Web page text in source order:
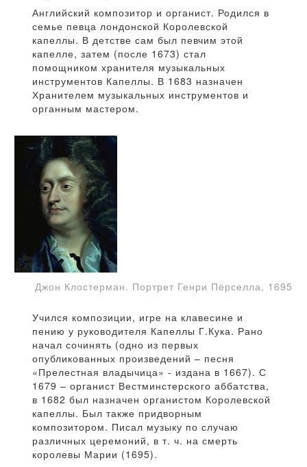
Английский композитор и органист. Родился в
семье певца лондонской Королевской
капеллы. В детстве сам был певчим этой
капелле, затем (после 1673) стал
помощником хранителя музыкальных
инструментов Капеллы. В 1683 назначен
Хранителем музыкальных инструментов и
органным мастером.
Джон Клостерман. Портрет Генри Пёрселла, 1695
Учился композиции, игре на клавесине и
пению у руководителя Капеллы Г.Кука. Рано
начал сочинять (одно из первых
опубликованных произведений – песня
«Прелестная владычица» - издана в 1667). С
1679 – органист Вестминстерского аббатства,
в 1682 был назначен органистом Королевской
капеллы. Был также придворным
композитором. Писал музыку по случаю
различных церемоний, в т. ч. на смерть
королевы Марии (1695).